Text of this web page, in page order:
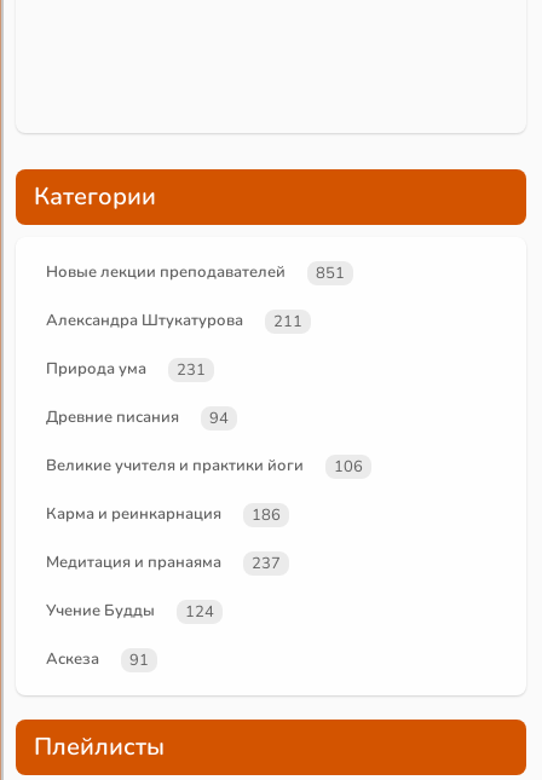
Категории
Новые лекции преподавателей 851
Александра Штукатурова 211
Природа ума 231
Древние писания 94
Великие учителя и практики йоги 106
Карма и реинкарнация 186
Медитация и пранаяма 237
Учение Будды 124
Аскеза 91
Плейлисты